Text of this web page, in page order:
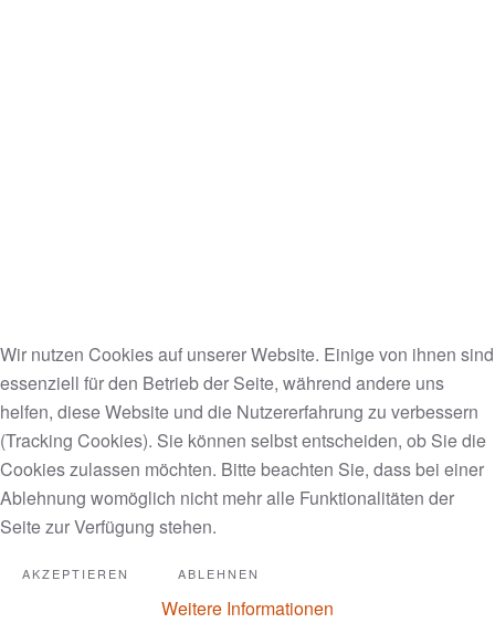
Wir nutzen Cookies auf unserer Website. Einige von ihnen sind
essenziell für den Betrieb der Seite, während andere uns
helfen, diese Website und die Nutzererfahrung zu verbessern
(Tracking Cookies). Sie können selbst entscheiden, ob Sie die
Cookies zulassen möchten. Bitte beachten Sie, dass bei einer
Ablehnung womöglich nicht mehr alle Funktionalitäten der
Seite zur Verfügung stehen.
AKZEPTIEREN ABLEHNEN
Weitere Informationen